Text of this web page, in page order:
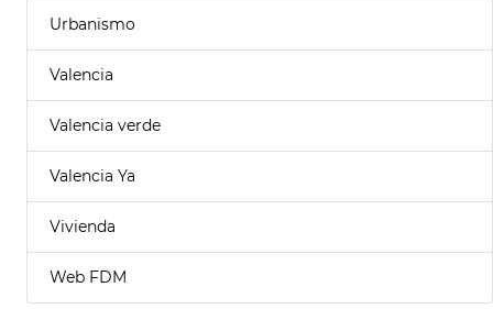
Urbanismo
Valencia
Valencia verde
Valencia Ya
Vivienda
Web FDM